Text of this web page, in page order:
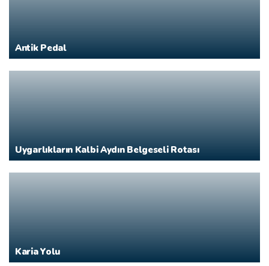
Antik Pedal
Uygarlıkların Kalbi Aydın Belgeseli Rotası
Karia Yolu